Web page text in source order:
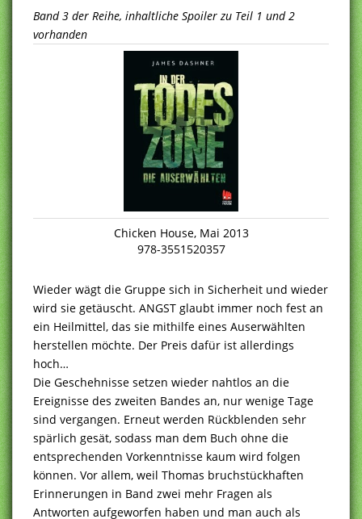
Band 3 der Reihe, inhaltliche Spoiler zu Teil 1 und 2
vorhanden
Chicken House, Mai 2013
978-3551520357
Wieder wägt die Gruppe sich in Sicherheit und wieder
wird sie getäuscht. ANGST glaubt immer noch fest an
ein Heilmittel, das sie mithilfe eines Auserwählten
herstellen möchte. Der Preis dafür ist allerdings
hoch…
Die Geschehnisse setzen wieder nahtlos an die
Ereignisse des zweiten Bandes an, nur wenige Tage
sind vergangen. Erneut werden Rückblenden sehr
spärlich gesät, sodass man dem Buch ohne die
entsprechenden Vorkenntnisse kaum wird folgen
können. Vor allem, weil Thomas bruchstückhaften
Erinnerungen in Band zwei mehr Fragen als
Antworten aufgeworfen haben und man auch als